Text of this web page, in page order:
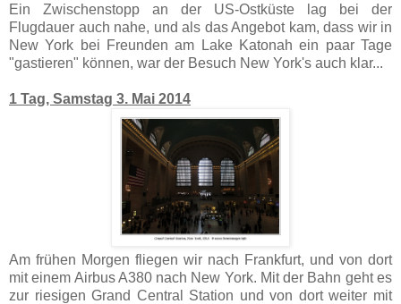
Ein Zwischenstopp an der US-Ostküste lag bei der
Flugdauer auch nahe, und als das Angebot kam, dass wir in
New York bei Freunden am Lake Katonah ein paar Tage
"gastieren" können, war der Besuch New York's auch klar...
1 Tag, Samstag 3. Mai 2014
Am frühen Morgen fliegen wir nach Frankfurt, und von dort
mit einem Airbus A380 nach New York. Mit der Bahn geht es
zur riesigen Grand Central Station und von dort weiter mit